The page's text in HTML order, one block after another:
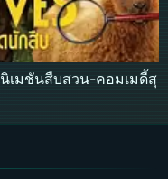
เมชันสืบสวน-คอมเมดี้สุ